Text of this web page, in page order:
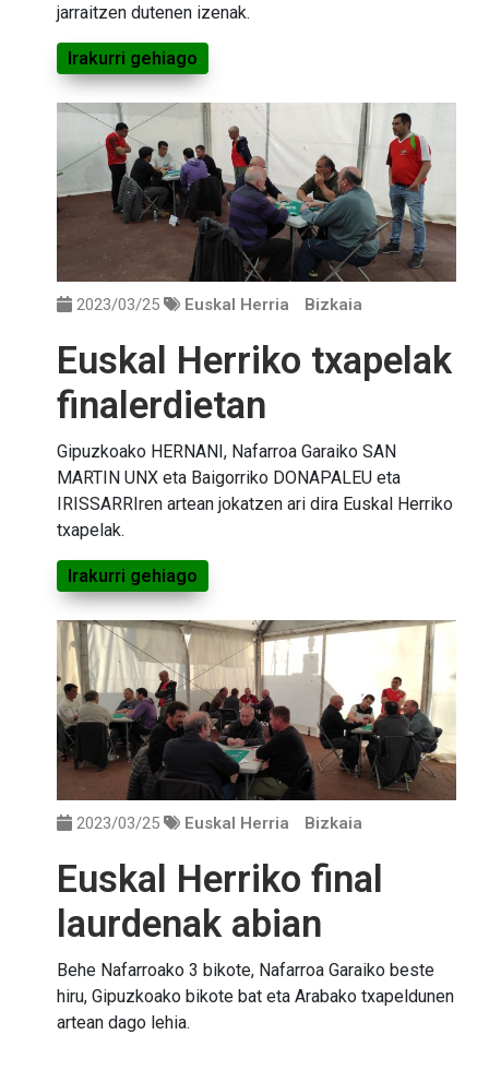
jarraitzen dutenen izenak.
Irakurri gehiago
2023/03/25 Euskal Herria Bizkaia
Euskal Herriko txapelak
finalerdietan
Gipuzkoako HERNANI, Nafarroa Garaiko SAN
MARTIN UNX eta Baigorriko DONAPALEU eta
IRISSARRIren artean jokatzen ari dira Euskal Herriko
txapelak.
Irakurri gehiago
2023/03/25 Euskal Herria Bizkaia
Euskal Herriko final
laurdenak abian
Behe Nafarroako 3 bikote, Nafarroa Garaiko beste
hiru, Gipuzkoako bikote bat eta Arabako txapeldunen
artean dago lehia.